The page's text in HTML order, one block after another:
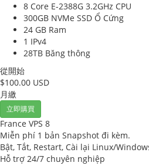
8 Core E-2388G 3.2GHz CPU
300GB NVMe SSD Ổ Cứng
24 GB Ram
1 IPv4
28TB Băng thông
從開始
$100.00 USD
月繳
立即購買
France VPS 8
Miễn phí 1 bản Snapshot đi kèm.
Bật, Tắt, Restart, Cài lại Linux/
Hỗ trợ 24/7 chuyên nghiệp